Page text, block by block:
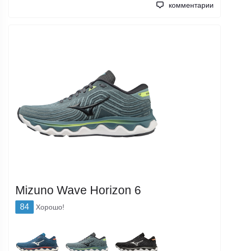
комментарии
Mizuno Wave Horizon 6
84 Хорошо!